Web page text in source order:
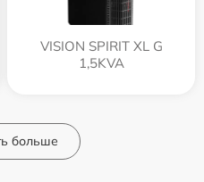
VISION SPIRIT XL G
1,5KVA
больше